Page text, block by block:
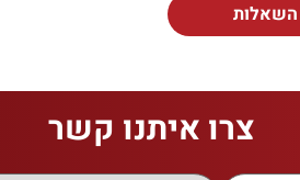
צרו איתנו קשר